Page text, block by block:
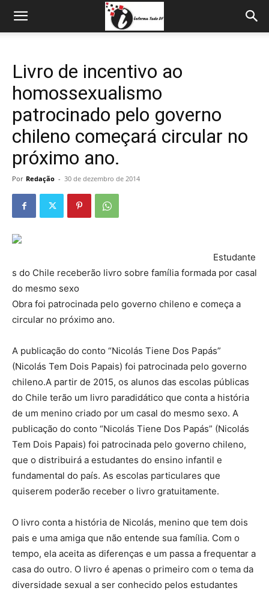
Livro de incentivo ao
homossexualismo
patrocinado pelo governo
chileno começará circular no
próximo ano.
Por Redação - 30 de dezembro de 2014
Estudante
s do Chile receberão livro sobre família formada por casal
do mesmo sexo
Obra foi patrocinada pelo governo chileno e começa a
circular no próximo ano.
A publicação do conto “Nicolás Tiene Dos Papás”
(Nicolás Tem Dois Papais) foi patrocinada pelo governo
chileno.A partir de 2015, os alunos das escolas públicas
do Chile terão um livro paradidático que conta a história
de um menino criado por um casal do mesmo sexo. A
publicação do conto “Nicolás Tiene Dos Papás” (Nicolás
Tem Dois Papais) foi patrocinada pelo governo chileno,
que o distribuirá a estudantes do ensino infantil e
fundamental do país. As escolas particulares que
quiserem poderão receber o livro gratuitamente.
O livro conta a história de Nicolás, menino que tem dois
pais e uma amiga que não entende sua família. Com o
tempo, ela aceita as diferenças e um passa a frequentar a
casa do outro. O livro é apenas o primeiro com o tema da
diversidade sexual a ser conhecido pelos estudantes